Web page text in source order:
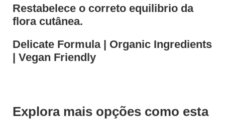
Restabelece o correto equilibrio da
flora cutânea.
Delicate Formula | Organic Ingredients
| Vegan Friendly
Explora mais opções como esta